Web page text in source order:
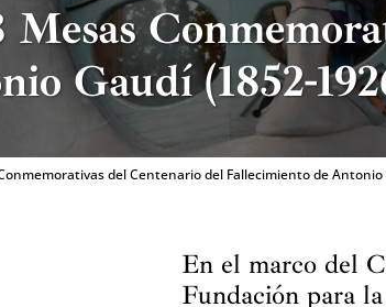
Gaudí (1852-
del Centenario del Fallecimiento de
En el marco del
Fundación para